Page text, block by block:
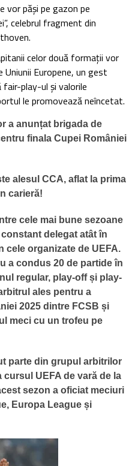
vor păși pe gazon pe
celebrul fragment din
celor două formații vor
Europene, un gest
fair-play-ul și valorile
le promovează neîncetat.
a anunțat brigada de
finala Cupei României
alesul CCA, aflat la prima
carieră!
cele mai bune sezoane
delegat atât în
cele organizate de UEFA.
a condus 20 de partide în
regular, play-off și play-
ales pentru a
2025 dintre FCSB și
meci cu un trofeu pe
parte din grupul arbitrilor
UEFA de vară de la
sezon a oficiat meciuri
Europa League și